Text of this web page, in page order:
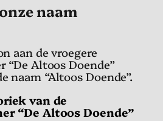
naam
aan de vroegere
“De Altoos Doende”
naam “Altoos Doende”.
van de
“De Altoos Doende”